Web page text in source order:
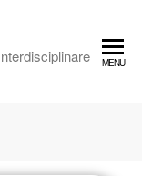
MENU